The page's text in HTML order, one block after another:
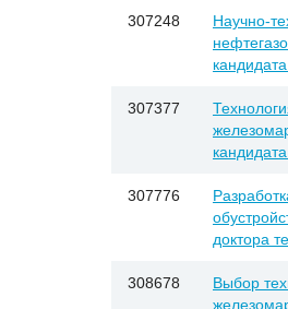
307248
Научно-
307377
307776
доктора
308678
Выбор